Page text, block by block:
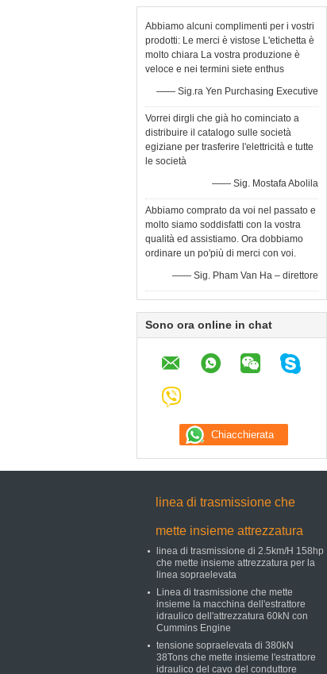
Abbiamo alcuni complimenti per i vostri
prodotti: Le merci è vistose L'etichetta è
molto chiara La vostra produzione è
veloce e nei termini siete enthus
—— Sig.ra Yen Purchasing Executive
Vorrei dirgli che già ho cominciato a
distribuire il catalogo sulle società
egiziane per trasferire l'elettricità e tutte
le società
—— Sig. Mostafa Abolila
Abbiamo comprato da voi nel passato e
molto siamo soddisfatti con la vostra
qualità ed assistiamo. Ora dobbiamo
ordinare un po'più di merci con voi.
—— Sig. Pham Van Ha – direttore
Sono ora online in chat
linea di trasmissione che
mette insieme attrezzatura
linea di trasmissione di 2.5km/H 158hp
che mette insieme attrezzatura per la
linea sopraelevata
Linea di trasmissione che mette
insieme la macchina dell'estrattore
idraulico dell'attrezzatura 60kN con
Cummins Engine
tensione sopraelevata di 380kN
38Tons che mette insieme l'estrattore
idraulico del cavo del conduttore